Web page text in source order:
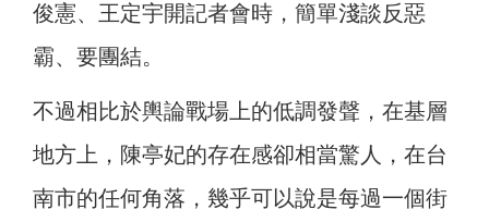
俊憲、王定宇開記者會時，簡單淺談反惡
霸、要團結。
不過相比於輿論戰場上的低調發聲，在基層
地方上，陳亭妃的存在感卻相當驚人，在台
南市的任何角落，幾乎可以說是每過一個街